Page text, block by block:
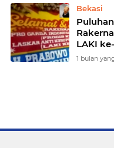
Bekasi
LAKI
1 bulan